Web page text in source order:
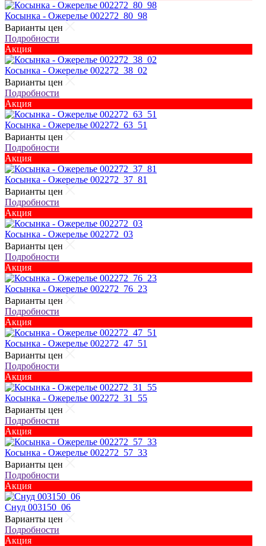
Косынка - Ожерелье 002272_80_98
Варианты цен
Подробности
Акция
Косынка - Ожерелье 002272_38_02
Варианты цен
Подробности
Акция
Косынка - Ожерелье 002272_63_51
Варианты цен
Подробности
Акция
Косынка - Ожерелье 002272_37_81
Варианты цен
Подробности
Акция
Косынка - Ожерелье 002272_03
Варианты цен
Подробности
Акция
Косынка - Ожерелье 002272_76_23
Варианты цен
Подробности
Акция
Косынка - Ожерелье 002272_47_51
Варианты цен
Подробности
Акция
Косынка - Ожерелье 002272_31_55
Варианты цен
Подробности
Акция
Косынка - Ожерелье 002272_57_33
Варианты цен
Подробности
Акция
Снуд 003150_06
Варианты цен
Подробности
Акция